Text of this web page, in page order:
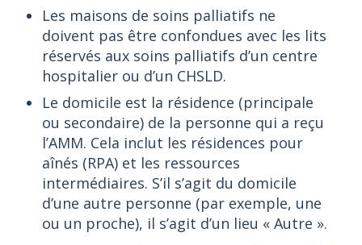
Les maisons de soins palliatifs ne
doivent pas être confondues avec les lits
réservés aux soins palliatifs d’un centre
hospitalier ou d’un CHSLD.
Le domicile est la résidence (principale
ou secondaire) de la personne qui a reçu
l’AMM. Cela inclut les résidences pour
aînés (RPA) et les ressources
intermédiaires. S’il s’agit du domicile
d’une autre personne (par exemple, une
ou un proche), il s’agit d’un lieu « Autre ».